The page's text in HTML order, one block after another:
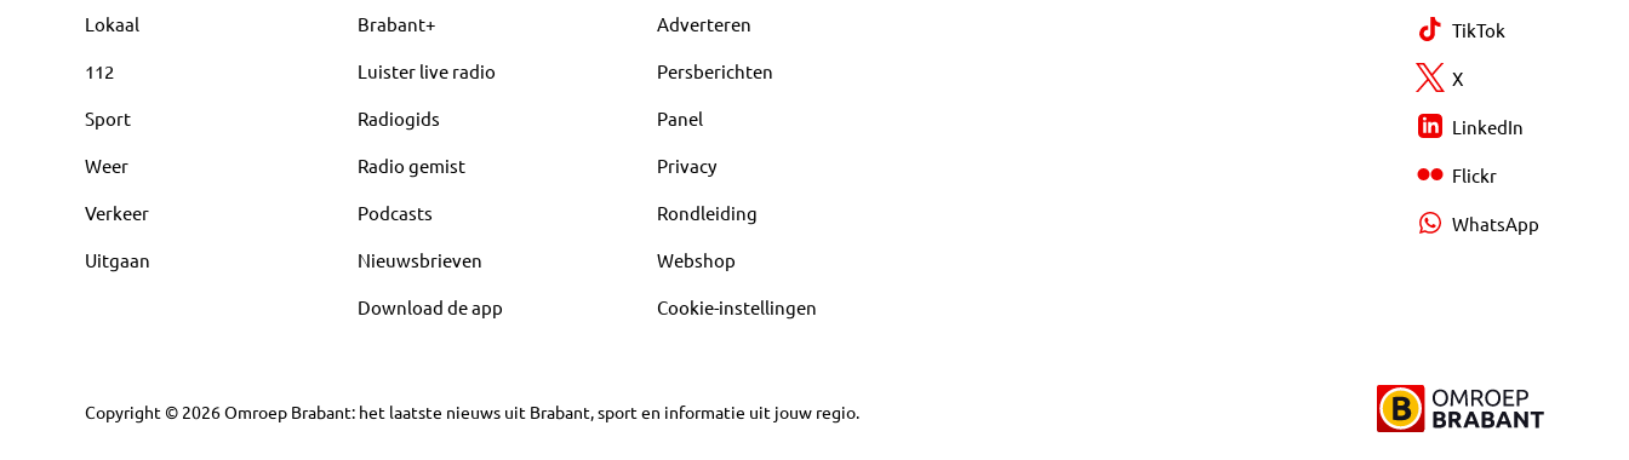
Lokaal
112
Sport
Weer
Verkeer
Uitgaan
Brabant+
Luister live radio
Radiogids
Radio gemist
Podcasts
Nieuwsbrieven
Download de app
Adverteren
Persberichten
Panel
Privacy
Rondleiding
Webshop
Cookie-instellingen
TikTok
X
LinkedIn
Flickr
WhatsApp
Copyright © 2026Omroep Brabant: het laatste nieuws uit Brabant, sport en informatie uit jouw regio.